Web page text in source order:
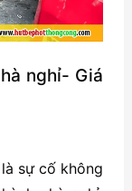
nghỉ- Giá
sự cố không